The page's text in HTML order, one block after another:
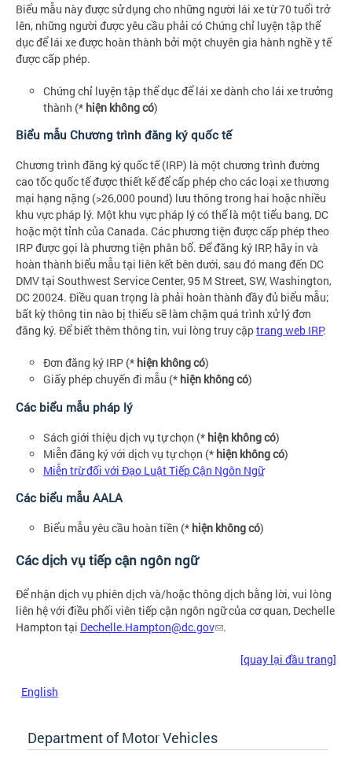
Biểu mẫu này được sử dụng cho những người lái xe từ 70 tuổi trở
lên, những người được yêu cầu phải có Chứng chỉ luyện tập thể
dục để lái xe được hoàn thành bởi một chuyên gia hành nghề y tế
được cấp phép.
Chứng chỉ luyện tập thể dục để lái xe dành cho lái xe trưởng
thành (* hiện không có)
Biểu mẫu Chương trình đăng ký quốc tế
Chương trình đăng ký quốc tế (IRP) là một chương trình đường
cao tốc quốc tế được thiết kế để cấp phép cho các loại xe thương
mại hạng nặng (>26,000 pound) lưu thông trong hai hoặc nhiều
khu vực pháp lý. Một khu vực pháp lý có thể là một tiểu bang, DC
hoặc một tỉnh của Canada. Các phương tiện được cấp phép theo
IRP được gọi là phương tiện phân bổ. Để đăng ký IRP, hãy in và
hoàn thành biểu mẫu tại liên kết bên dưới, sau đó mang đến DC
DMV tại Southwest Service Center, 95 M Street, SW, Washington,
DC 20024. Điều quan trọng là phải hoàn thành đầy đủ biểu mẫu;
bất kỳ thông tin nào bị thiếu sẽ làm chậm quá trình xử lý đơn
đăng ký. Để biết thêm thông tin, vui lòng truy cậptrang web IRP.
Đơn đăng ký IRP (* hiện không có)
Giấy phép chuyến đi mẫu (* hiện không có)
Các biểu mẫu pháp lý
Sách giới thiệu dịch vụ tự chọn (* hiện không có)
Miễn đăng ký với dịch vụ tự chọn (* hiện không có)
Miễn trừ đối với Đạo Luật Tiếp Cận Ngôn Ngữ
Các biểu mẫu AALA
Biểu mẫu yêu cầu hoàn tiền (* hiện không có)
Các dịch vụ tiếp cận ngôn ngữ
Để nhận dịch vụ phiên dịch và/hoặc thông dịch bằng lời, vui lòng
liên hệ với điều phối viên tiếp cận ngôn ngữ của cơ quan, Dechelle
Hampton tại Dechelle.Hampton@dc.gov .
[quay lại đầu trang]
English
Department of Motor Vehicles